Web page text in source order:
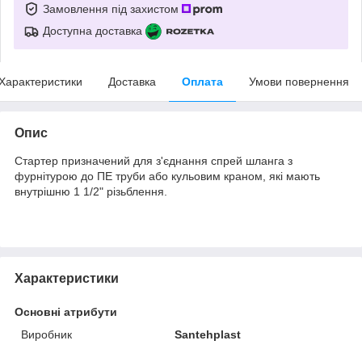
Замовлення під захистом
Доступна доставка
Доставка Оплата Умови повернення
Опис
Стартер призначений для з'єднання спрей шланга з
фурнітурою до ПЕ труби або кульовим краном, які мають
внутрішню 1 1/2" різьблення.
Характеристики
Основні атрибути
Виробник
Santehplast